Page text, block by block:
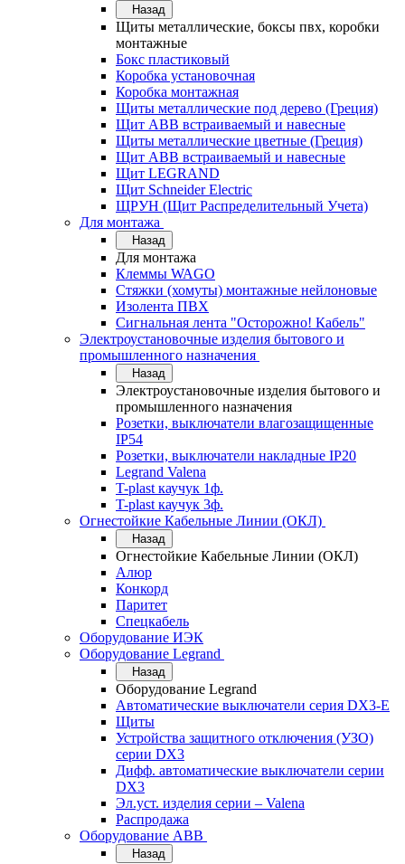
Назад
Щиты металлические, боксы пвх, коробки
монтажные
Бокс пластиковый
Коробка установочная
Коробка монтажная
Щиты металлические под дерево (Греция)
Щит ABB встраиваемый и навесные
Щиты металлические цветные (Греция)
Щит ABB встраиваемый и навесные
Щит LEGRAND
Щит Schneider Electric
ЩРУН (Щит Распределительный Учета)
Для монтажа
Назад
Для монтажа
Клеммы WAGO
Стяжки (хомуты) монтажные нейлоновые
Изолента ПВХ
Сигнальная лента "Осторожно! Кабель"
Электроустановочные изделия бытового и
промышленного назначения
Назад
Электроустановочные изделия бытового и
промышленного назначения
Розетки, выключатели влагозащищенные
IP54
Розетки, выключатели накладные IP20
Legrand Valena
T-plast каучук 1ф.
T-plast каучук 3ф.
Огнестойкие Кабельные Линии (ОКЛ)
Назад
Огнестойкие Кабельные Линии (ОКЛ)
Алюр
Конкорд
Паритет
Спецкабель
Оборудование ИЭК
Оборудование Legrand
Назад
Оборудование Legrand
Автоматические выключатели серия DX3-E
Щиты
Устройства защитного отключения (УЗО)
серии DX3
Дифф. автоматические выключатели серии
DX3
Эл.уст. изделия серии – Valena
Распродажа
Оборудование АВВ
Назад